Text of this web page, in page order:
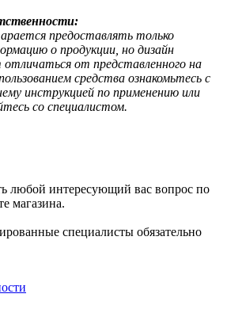
предоставлять только
о продукции, но дизайн
от представленного на
средства ознакомьтесь с
инструкцией по применению или
со специалистом.
любой интересующий вас вопрос по
магазина.
специалисты обязательно